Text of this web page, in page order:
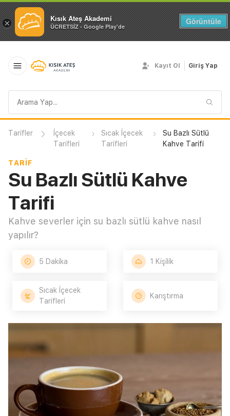
× Kısık Ateş Akademi
ÜCRETSİZ - Google Play'de
Görüntüle
sorgusu
Kayıt Ol Giriş Yap
Tarifler
İçecek
Tarifleri
Sıcak İçecek
Tarifleri
Su Bazlı Sütlü
Kahve Tarifi
TARIF
Su Bazlı Sütlü Kahve
Tarifi
Kahve severler için su bazlı sütlü kahve nasıl
yapılır?
5 Dakika 1 Kişilik
Sıcak İçecek
Tarifleri
Karıştırma